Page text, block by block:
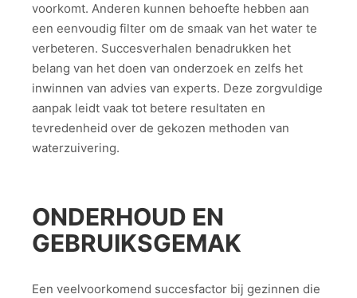
voorkomt. Anderen kunnen behoefte hebben aan
een eenvoudig filter om de smaak van het water te
verbeteren. Succesverhalen benadrukken het
belang van het doen van onderzoek en zelfs het
inwinnen van advies van experts. Deze zorgvuldige
aanpak leidt vaak tot betere resultaten en
tevredenheid over de gekozen methoden van
waterzuivering.
ONDERHOUD EN
GEBRUIKSGEMAK
Een veelvoorkomend succesfactor bij gezinnen die